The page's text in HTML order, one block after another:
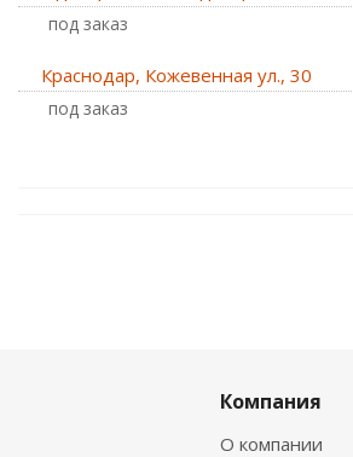
Под заказ
Краснодар, Кожевенная ул., 30
Под заказ
Компания
О компании